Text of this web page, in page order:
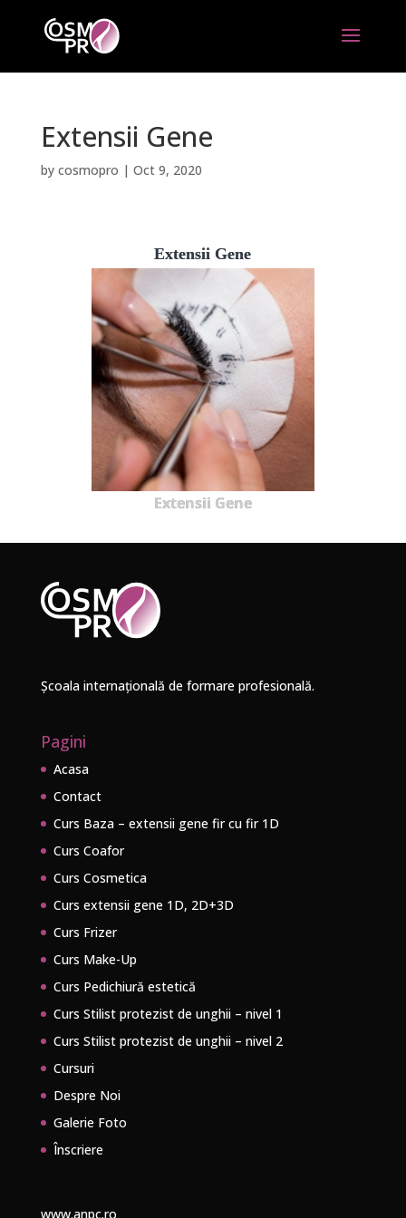
Extensii Gene
by cosmopro | Oct 9, 2020
Extensii Gene
Extensii Gene
Școala internațională de formare profesională.
Pagini
Acasa
Contact
Curs Baza – extensii gene fir cu fir 1D
Curs Coafor
Curs Cosmetica
Curs extensii gene 1D, 2D+3D
Curs Frizer
Curs Make-Up
Curs Pedichiură estetică
Curs Stilist protezist de unghii – nivel 1
Curs Stilist protezist de unghii – nivel 2
Cursuri
Despre Noi
Galerie Foto
Înscriere
www.anpc.ro